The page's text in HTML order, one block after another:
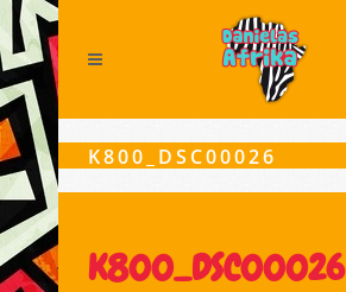
K800_DSC00026
K800_DSC00026